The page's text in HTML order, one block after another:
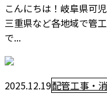
こんにちは！岐阜県可
三重県など各地域で管
で...
2025.12.19配管工事・